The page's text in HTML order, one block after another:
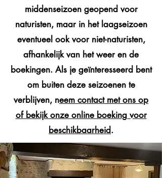
middenseizoen geopend voor
naturisten, maar in het laagseizoen
eventueel ook voor niet-naturisten,
afhankelijk van het weer en de
boekingen. Als je geïnteresseerd bent
om buiten deze seizoenen te
verblijven, neem contact met ons op
of bekijk onze online boeking voor
beschikbaarheid.